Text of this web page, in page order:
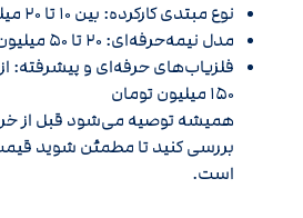
نوع مبتدی کارکرده: بین ۱۰ تا ۲۰ میلیون تومان
مدل نیمه‌حرفه‌ای: ۲۰ تا ۵۰ میلیون تومان
۱۵۰ میلیون تومان
همیشه توصیه می‌شود قبل از
بررسی کنید تا مطمئن شوید
است.